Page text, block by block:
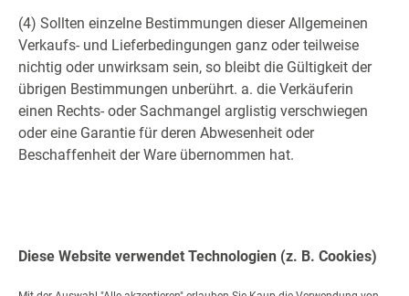
(4) Sollten einzelne Bestimmungen dieser Allgemeinen
Verkaufs- und Lieferbedingungen ganz oder teilweise
nichtig oder unwirksam sein, so bleibt die Gültigkeit der
übrigen Bestimmungen unberührt. a. die Verkäuferin
einen Rechts- oder Sachmangel arglistig verschwiegen
oder eine Garantie für deren Abwesenheit oder
Beschaffenheit der Ware übernommen hat.
Diese Website verwendet Technologien (z. B. Cookies)